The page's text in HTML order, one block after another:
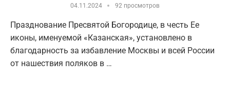
04.11.2024 92 просмотров
Празднование Пресвятой Богородице, в честь Ее
иконы, именуемой «Казанская», установлено в
благодарность за избавление Москвы и всей России
от нашествия поляков в …